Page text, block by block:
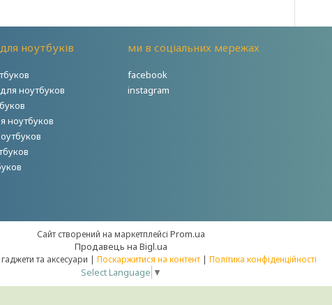
ноутбуків
ноутбуков
ноутбуков
ми в соціальних мережах
facebook
instagram
Сайт створений на маркетплейсі Prom.ua
Продавець на Bigl.ua
НОУТКОМПЛЕКТ - гаджети та аксесуари | Поскаржитися на контент | Політика конфіденційності
Select Language ▼